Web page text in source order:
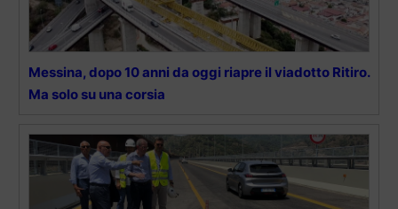
Messina, dopo 10 anni da oggi riapre il viadotto Ritiro.
Ma solo su una corsia